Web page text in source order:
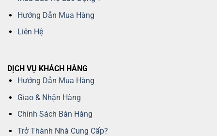
Hướng Dẫn Mua Hàng
Liên Hệ
DỊCH VỤ KHÁCH HÀNG
Hướng Dẫn Mua Hàng
Giao & Nhận Hàng
Chính Sách Bán Hàng
Trở Thành Nhà Cung Cấp?